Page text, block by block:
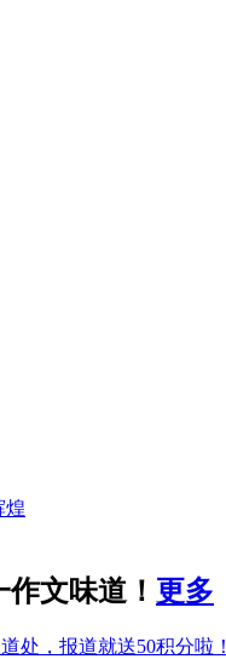
煌
文味道！ 更多
处，报道就送50积分啦！